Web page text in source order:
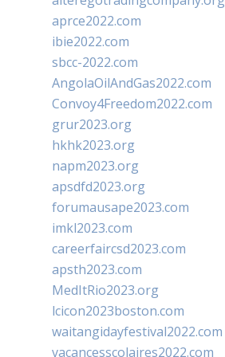
aprce2022.com
ibie2022.com
sbcc-2022.com
AngolaOilAndGas2022.com
Convoy4Freedom2022.com
grur2023.org
hkhk2023.org
napm2023.org
apsdfd2023.org
forumausape2023.com
imkl2023.com
careerfaircsd2023.com
apsth2023.com
MedItRio2023.org
lcicon2023boston.com
waitangidayfestival2022.com
vacancesscolaires2022.com